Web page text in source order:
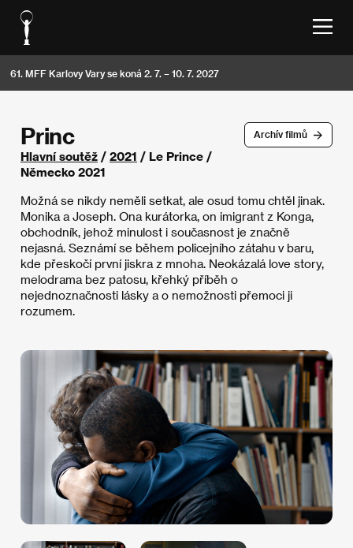
61. MFF Karlovy Vary se koná 2. 7. – 10. 7. 2027
Archív filmů
Princ
Hlavní soutěž / 2021 / Le Prince /
Německo 2021
Možná se nikdy neměli setkat, ale osud tomu chtěl jinak.
Monika a Joseph. Ona kurátorka, on imigrant z Konga,
obchodník, jehož minulost i současnost je značně
nejasná. Seznámí se během policejního zátahu v baru,
kde přeskočí první jiskra z mnoha. Neokázalá love story,
melodrama bez patosu, křehký příběh o
nejednoznačnosti lásky a o nemožnosti přemoci ji
rozumem.